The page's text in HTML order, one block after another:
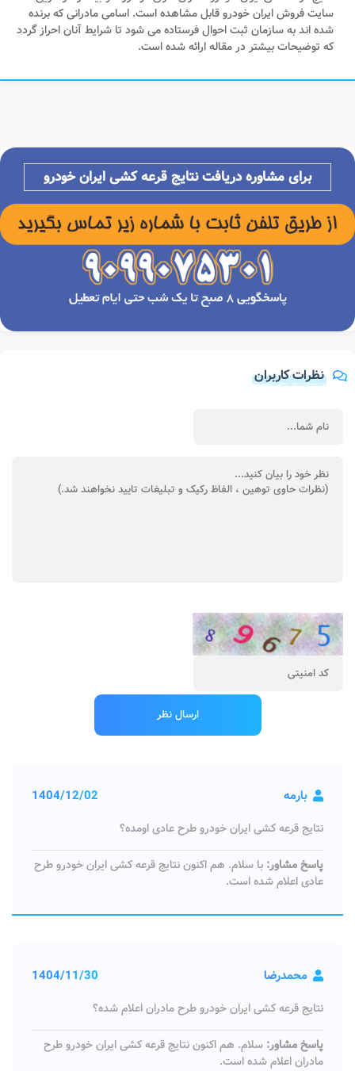
سایت فروش ایران خودرو قابل مشاهده است. اسامی مادرانی که برنده
شده اند به سازمان ثبت احوال فرستاده می شود تا شرایط آنان احراز گردد
که توضیحات بیشتر در مقاله ارائه شده است.
برای مشاوره دریافت نتایج قرعه کشی ایران خودرو
نظرات کاربران
بارمه 1404/12/02
نتایج قرعه کشی ایران خودرو طرح عادی اومده؟
پاسخ مشاور: با سلام. هم اکنون نتایج قرعه کشی ایران خودرو طرح
عادی اعلام شده است.
محمدرضا 1404/11/30
نتایج قرعه کشی ایران خودرو طرح مادران اعلام شده؟
پاسخ مشاور: سلام. هم اکنون نتایج قرعه کشی ایران خودرو طرح
مادران اعلام شده است.